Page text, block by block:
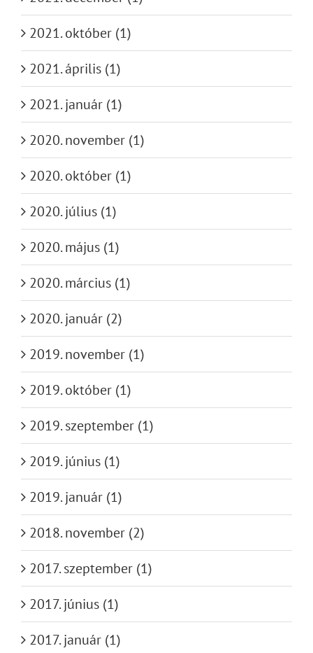
2021. október (1)
2021. április (1)
2021. január (1)
2020. november (1)
2020. október (1)
2020. július (1)
2020. május (1)
2020. március (1)
2020. január (2)
2019. november (1)
2019. október (1)
2019. szeptember (1)
2019. június (1)
2019. január (1)
2018. november (2)
2017. szeptember (1)
2017. június (1)
2017. január (1)